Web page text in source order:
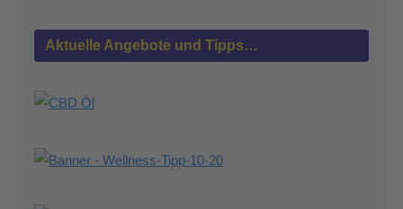
Aktuelle Angebote und Tipps…